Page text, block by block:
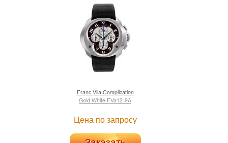
Franc VilaComplication
Gold White FVa12-9A
Цена по запросу